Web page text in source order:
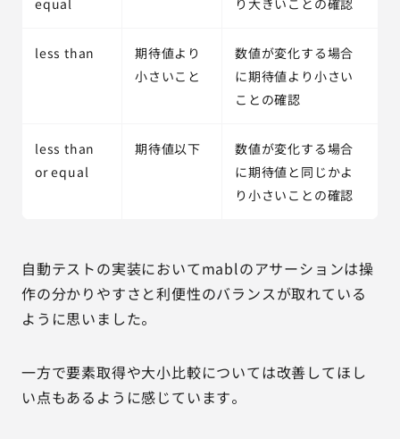
equal
り大きいことの確認
less than
期待値より
小さいこと
数値が変化する場合
に期待値より小さい
ことの確認
less than
or equal
期待値以下
数値が変化する場合
に期待値と同じかよ
り小さいことの確認
自動テストの実装においてmablのアサーションは操
作の分かりやすさと利便性のバランスが取れている
ように思いました。
一方で要素取得や大小比較については改善してほし
い点もあるように感じています。